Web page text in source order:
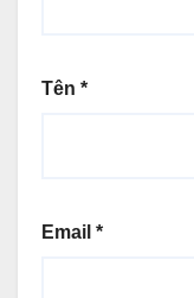
Tên *
Email *